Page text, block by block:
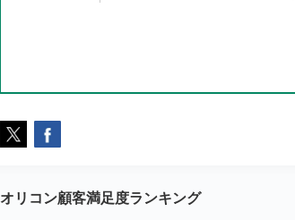
オリコン顧客満足度ランキング